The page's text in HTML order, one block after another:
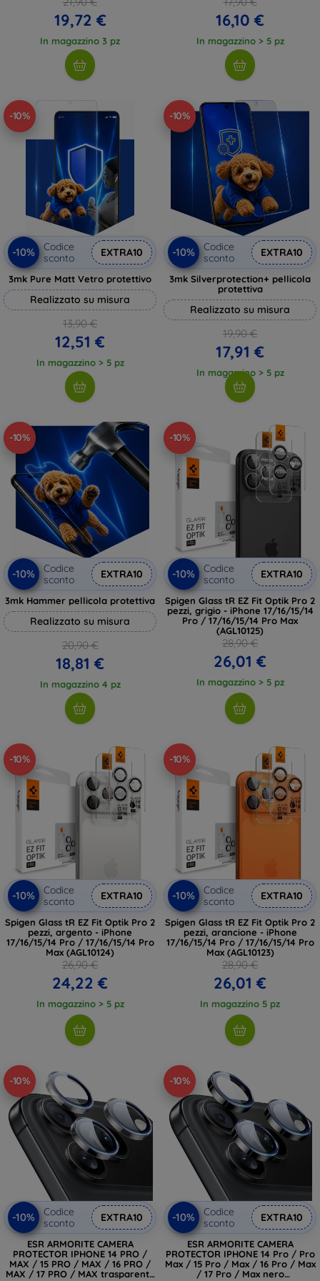
19,72 €
In magazzino 3 pz
16,10 €
In magazzino > 5 pz
-10%
-10%
Codice
sconto
EXTRA10
3mk Pure Matt Vetro protettivo
Realizzato su misura
13,90 €
12,51 €
In magazzino > 5 pz
-10%
-10%
Codice
sconto
EXTRA10
3mk Silverprotection+ pellicola
protettiva
Realizzato su misura
19,90 €
17,91 €
In magazzino > 5 pz
-10%
-10%
Codice
sconto
EXTRA10
3mk Hammer pellicola protettiva
Realizzato su misura
20,90 €
18,81 €
In magazzino 4 pz
-10%
-10%
Codice
sconto
EXTRA10
Spigen Glass tR EZ Fit Optik Pro 2
pezzi, grigio - iPhone 17/16/15/14
Pro / 17/16/15/14 Pro Max
(AGL10125)
28,90 €
26,01 €
In magazzino > 5 pz
-10%
-10%
Codice
sconto
EXTRA10
Spigen Glass tR EZ Fit Optik Pro 2
pezzi, argento - iPhone
17/16/15/14 Pro / 17/16/15/14 Pro
Max (AGL10124)
26,90 €
24,22 €
In magazzino > 5 pz
-10%
-10%
Codice
sconto
EXTRA10
Spigen Glass tR EZ Fit Optik Pro 2
pezzi, arancione - iPhone
17/16/15/14 Pro / 17/16/15/14 Pro
Max (AGL10123)
28,90 €
26,01 €
In magazzino 5 pz
-10%
-10%
Codice
sconto
EXTRA10
ESR ARMORITE CAMERA
PROTECTOR IPHONE 14 PRO /
MAX / 15 PRO / MAX / 16 PRO /
MAX / 17 PRO / MAX trasparente
-10%
-10%
Codice
sconto
EXTRA10
ESR ARMORITE CAMERA
PROTECTOR IPHONE 14 Pro / Pro
Max / 15 Pro / Max / 16 Pro / Max
/ 17 Pro / Max nero